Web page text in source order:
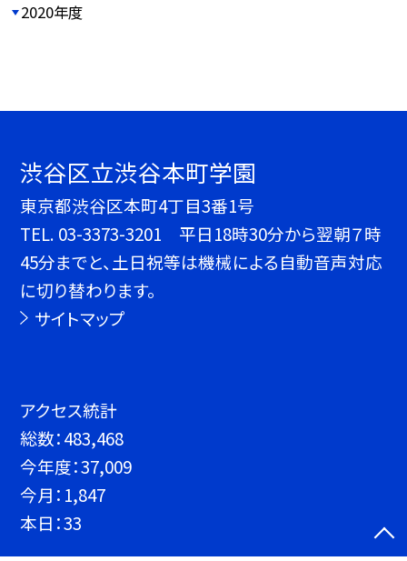
2020年度
渋谷区立渋谷本町学園
東京都渋谷区本町4丁目3番1号
TEL. 03-3373-3201 平日18時30分から翌朝７時
45分までと、土日祝等は機械による自動音声対応
に切り替わります。
サイトマップ
アクセス統計
総数：483,468
今年度：37,009
今月： 1,847
本日：33